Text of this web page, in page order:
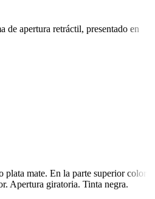
de apertura retráctil, presentado en
mate. En la parte superior color
Apertura giratoria. Tinta negra.